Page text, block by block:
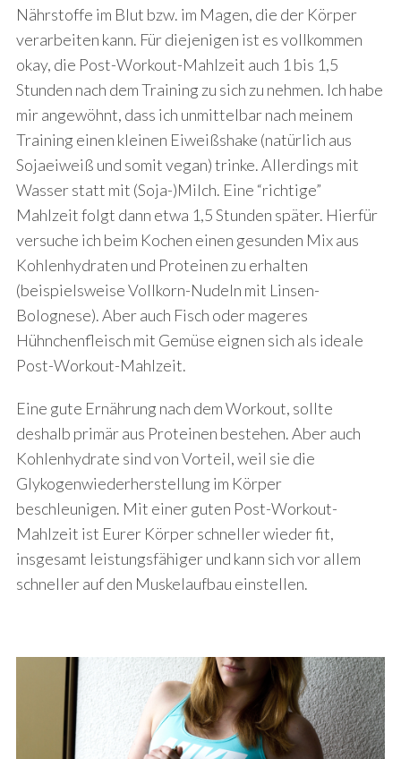
Nährstoffe im Blut bzw. im Magen, die der Körper
verarbeiten kann. Für diejenigen ist es vollkommen
okay, die Post-Workout-Mahlzeit auch 1 bis 1,5
Stunden nach dem Training zu sich zu nehmen. Ich habe
mir angewöhnt, dass ich unmittelbar nach meinem
Training einen kleinen Eiweißshake (natürlich aus
Sojaeiweiß und somit vegan) trinke. Allerdings mit
Wasser statt mit (Soja-)Milch. Eine “richtige”
Mahlzeit folgt dann etwa 1,5 Stunden später. Hierfür
versuche ich beim Kochen einen gesunden Mix aus
Kohlenhydraten und Proteinen zu erhalten
(beispielsweise Vollkorn-Nudeln mit Linsen-
Bolognese). Aber auch Fisch oder mageres
Hühnchenfleisch mit Gemüse eignen sich als ideale
Post-Workout-Mahlzeit.
Eine gute Ernährung nach dem Workout, sollte
deshalb primär aus Proteinen bestehen. Aber auch
Kohlenhydrate sind von Vorteil, weil sie die
Glykogenwiederherstellung im Körper
beschleunigen. Mit einer guten Post-Workout-
Mahlzeit ist Eurer Körper schneller wieder fit,
insgesamt leistungsfähiger und kann sich vor allem
schneller auf den Muskelaufbau einstellen.